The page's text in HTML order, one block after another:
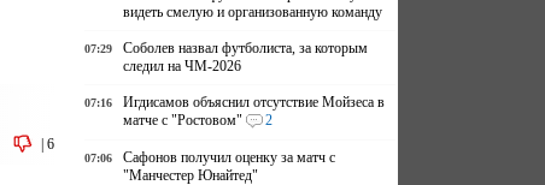
|6
видеть смелую и организованную команду
07:29
Соболев назвал футболиста, за которым
следил на ЧМ-2026
07:16
Игдисамов объяснил отсутствие Мойзеса в
матче с "Ростовом"
2
07:06
Сафонов получил оценку за матч с
"Манчестер Юнайтед"